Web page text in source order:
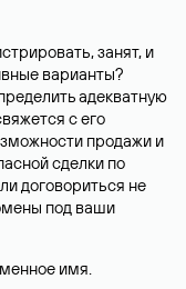
занят, и
варианты?
адекватную
с его
продажи и
сделки по
договориться не
под ваши
имя.